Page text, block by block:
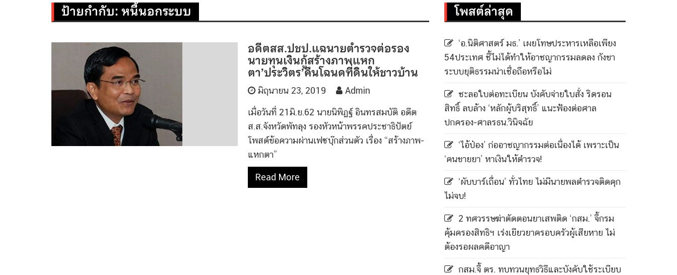
ป้ายกำกับ:หนี้นอกระบบ
อดีตสส.ปชป.แฉนายตำรวจต่อรอง
นายทุนเงินกู้สร้างภาพแหก
ตา’ประวิตร’คืนโฉนดที่ดินให้ชาวบ้าน
มิถุนายน 23, 2019 Admin
เมื่อวันที่ 21มิ.ย.62 นายนิพิฏฐ์ อินทรสมบัติ อดีต
ส.ส.จังหวัดพัทลุง รองหัวหน้าพรรคประชาธิปัตย์
โพสต์ข้อความผ่านเฟซบุ๊กส่วนตัว เรื่อง “สร้างภาพ-
แหกตา”
Read More
โพสต์ล่าสุด
‘อ.นิติศาสตร์ มธ.’ เผยโทษประหารเหลือเพียง
54ประเทศ ชี้ไม่ได้ทำให้อาชญากรรมลดลง กังขา
ระบบยุติธรรมน่าเชื่อถือหรือไม่
ชะลอใบต่อทะเบียน บังคับจ่ายใบสั่ง ริดรอน
สิทธิ์ ลบล้าง ‘หลักผู้บริสุทธิ์’ แนะฟ้องต่อศาล
ปกครอง-ศาลรธน.วินิจฉัย
‘ไอ้ป๋อง’ ก่ออาชญากรรมต่อเนื่องได้ เพราะเป็น
‘คนขายยา’ หาเงินให้ตำรวจ!
‘ผับบาร์เถื่อน’ ทั่วไทย ไม่มีนายพลตำรวจติดคุก
ไม่จบ!
2 ทศวรรษฆ่าตัดตอนยาเสพติด ‘กสม.’ จี้กรม
คุ้มครองสิทธิฯ เร่งเยียวยาครอบครัวผู้เสียหาย ไม่
ต้องรอผลคดีอาญา
กสม.จี้ ตร. ทบทวนยุทธวิธีและบังคับใช้ระเบียบ